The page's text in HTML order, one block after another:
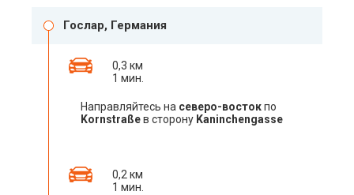
Гослар, Германия
0,3 км
1 мин.
Направляйтесь на северо-востокпо
Kornstraßeв сторону Kaninchengasse
0,2 км
1 мин.